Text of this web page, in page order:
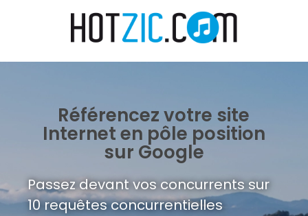
Référencez votre site
Internet en pôle position
sur Google
Passez devant vos concurrents sur
10 requêtes concurrentielles